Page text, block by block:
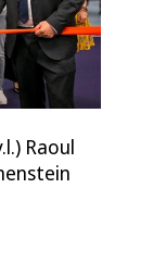
Raoul